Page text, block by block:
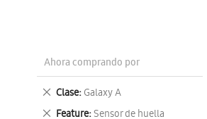
Ahora comprando por
Clase Galaxy A
Eliminar
este
Feature Sensor de huella
Eliminar